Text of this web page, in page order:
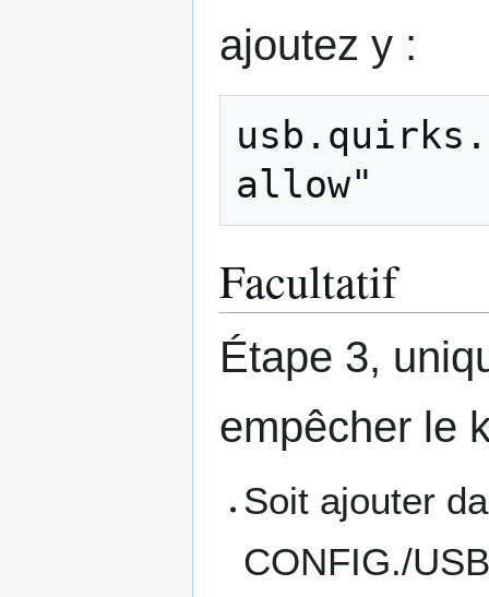
ajoutez y :
Facultatif
Étape 3,
empêcher le
Soit ajouter
CONFIG./